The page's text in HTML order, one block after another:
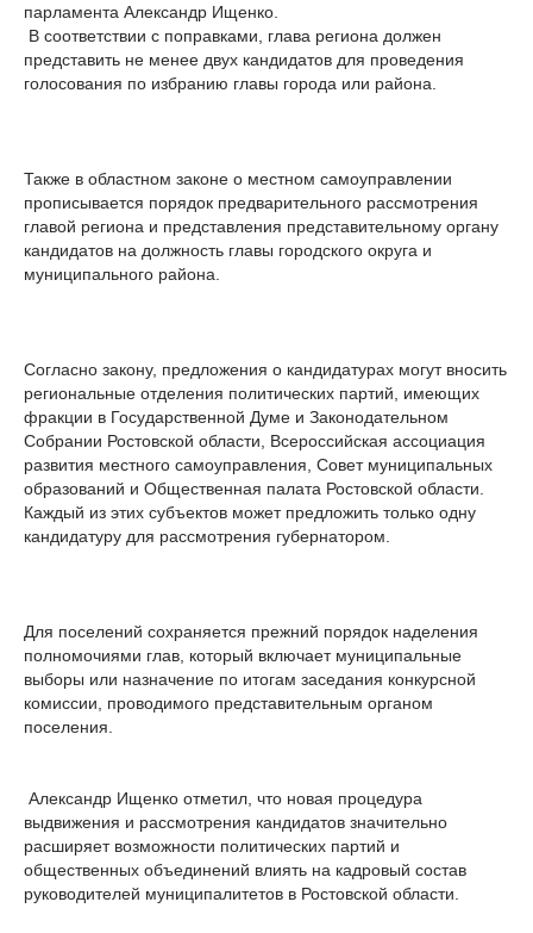
парламента Александр Ищенко.
В соответствии с поправками, глава региона должен
представить не менее двух кандидатов для проведения
голосования по избранию главы города или района.
Также в областном законе о местном самоуправлении
прописывается порядок предварительного рассмотрения
главой региона и представления представительному органу
кандидатов на должность главы городского округа и
муниципального района.
Согласно закону, предложения о кандидатурах могут вносить
региональные отделения политических партий, имеющих
фракции в Государственной Думе и Законодательном
Собрании Ростовской области, Всероссийская ассоциация
развития местного самоуправления, Совет муниципальных
образований и Общественная палата Ростовской области.
Каждый из этих субъектов может предложить только одну
кандидатуру для рассмотрения губернатором.
Для поселений сохраняется прежний порядок наделения
полномочиями глав, который включает муниципальные
выборы или назначение по итогам заседания конкурсной
комиссии, проводимого представительным органом
поселения.
Александр Ищенко отметил, что новая процедура
выдвижения и рассмотрения кандидатов значительно
расширяет возможности политических партий и
общественных объединений влиять на кадровый состав
руководителей муниципалитетов в Ростовской области.